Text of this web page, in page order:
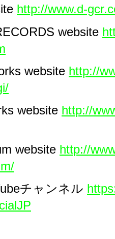
http://www.d-
website
website http://
website http://
website http://
チャンネル